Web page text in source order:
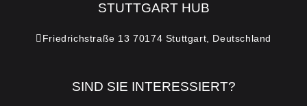
STUTTGART HUB
Friedrichstraße 13 70174 Stuttgart, Deutschland
SIND SIE INTERESSIERT?